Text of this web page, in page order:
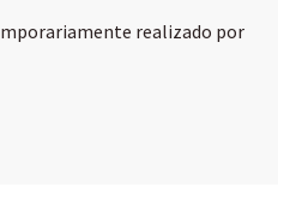
realizado por